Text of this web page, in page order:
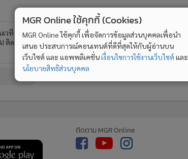
วที "ฮักแม่
ติดตาม
ติดตาม MGR Online
MGR Online ใช้คุกกี้ (Cookies)
MGR Online ใช้คุกกี้ เพื่อจัดการข้อมูลส่วนบุคคลเพื่อนำ
เสนอ ประสบการณ์คอนเทนต์ที่ดีที่สุดให้กับผู้อ่านบน
เว็บไซต์ และ แอพพลิเคชั่นเงื่อนไขการใช้งานเว็บไซต์ และ
นโยบายสิทธิส่วนบุคคล